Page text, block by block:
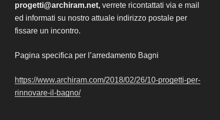
progetti@archiram.net, verrete ricontattati via e mail
ed informati su nostro attuale indirizzo postale per
fissare un incontro.
Pagina specifica per l’arredamento Bagni
https://www.archiram.com/2018/02/26/10-progetti-per-
rinnovare-il-bagno/